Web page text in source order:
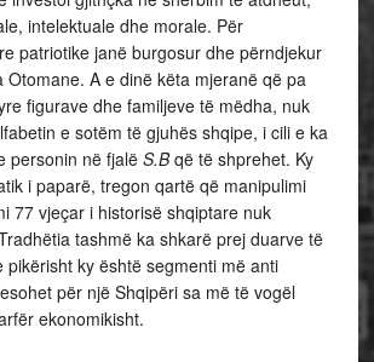
intelektuale dhe morale. Për
patriotike janë burgosur dhe përndjekur
Otomane. A e dinë këta mjeranë që pa
figurave dhe familjeve të mëdha, nuk
e sotëm të gjuhës shqipe, i cili e ka
personin në fjalëS.Bqë të shprehet. Ky
i paparë, tregon qartë që manipulimi
77 vjeçar i historisë shqiptare nuk
tashmë ka shkarë prej duarve të
pikërisht ky është segmenti më anti
për një Shqipëri sa më të vogël
ekonomikisht.